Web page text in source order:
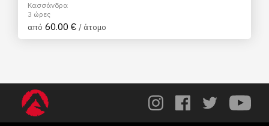
Κασσάνδρα
3 ώρες
από 60.00 € / άτομο